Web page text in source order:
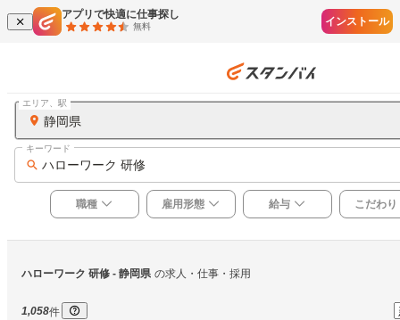
アプリで快適に仕事探し
無料 インストール
静岡県
エリア、駅
ハローワーク 研修
キーワード
職種 雇用形態 給与 こだわり
ハローワーク 研修 - 静岡県 の求人・仕事・採用
1,058件